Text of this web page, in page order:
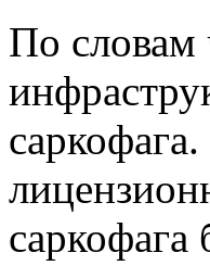
По словам
саркофага